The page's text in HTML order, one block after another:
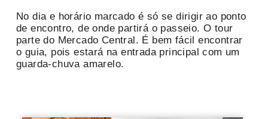
No dia e horário marcado é só se dirigir ao ponto
de encontro, de onde partirá o passeio. O tour
parte do Mercado Central. É bem fácil encontrar
o guia, pois estará na entrada principal com um
guarda-chuva amarelo.